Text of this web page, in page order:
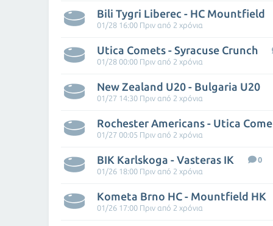
Bili Tygri Liberec - HC Mountfield
01/28 16:00 Πριν από 2 χρόνια
Utica Comets - Syracuse Crunch
01/28 00:00 Πριν από 2 χρόνια
New Zealand U20 - Bulgaria U20
01/27 14:30 Πριν από 2 χρόνια
Rochester Americans - Utica
01/27 00:05 Πριν από 2 χρόνια
BIK Karlskoga - Vasteras IK
0
01/26 18:00 Πριν από 2 χρόνια
Kometa Brno HC - Mountfield HK
01/26 17:00 Πριν από 2 χρόνια